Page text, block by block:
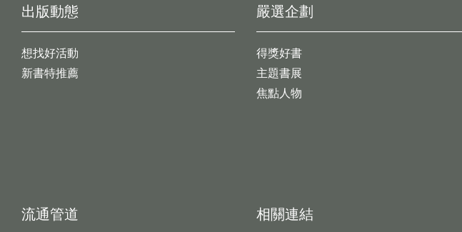
出版動態
想找好活動
新書特推薦
嚴選企劃
得獎好書
主題書展
焦點人物
流通管道 相關連結